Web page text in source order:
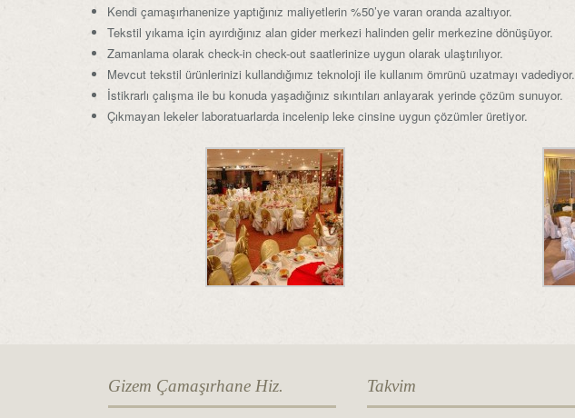
Kendi çamaşırhanenize yaptığınız maliyetlerin %50’ye varan oranda azaltıyor.
Tekstil yıkama için ayırdığınız alan gider merkezi halinden gelir merkezine dönüşüyor.
Zamanlama olarak check-in check-out saatlerinize uygun olarak ulaştırılıyor.
Mevcut tekstil ürünlerinizi kullandığımız teknoloji ile kullanım ömrünü uzatmayı vadediyor.
İstikrarlı çalışma ile bu konuda yaşadığınız sıkıntıları anlayarak yerinde çözüm sunuyor.
Çıkmayan lekeler laboratuarlarda incelenip leke cinsine uygun çözümler üretiyor.
Gizem Çamaşırhane Hiz. Takvim